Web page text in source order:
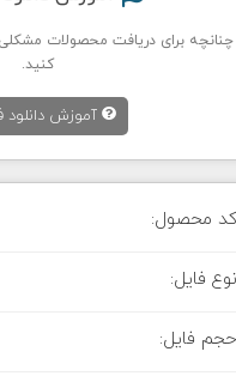
چنانچه برای دریافت محصولات
کنید.
آموزش دانلود
کد محصول:
نوع فایل:
حجم فایل: